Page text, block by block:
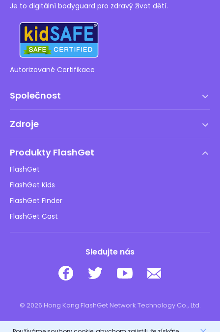
Je to digitální bodyguard pro zdravý život dětí.
Autorizované Certifikace
Společnost
Zásady DMCA
Ochrana osobních údajů
Reklamní zásady
Neprodávejte mé informace
Zdroje
Blog
Bezpečnost dětí online
Stáhnout
Produkty FlashGet
FlashGet
FlashGet Kids
FlashGet Finder
FlashGet Cast
Sledujte nás
© 2026 Hong Kong FlashGet Network Technology Co., Ltd.